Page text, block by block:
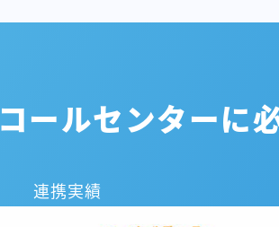
コールセンターに
連携実績